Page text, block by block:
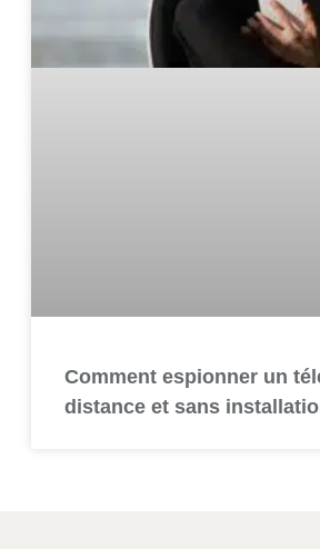
Comment espionner un
distance et sans